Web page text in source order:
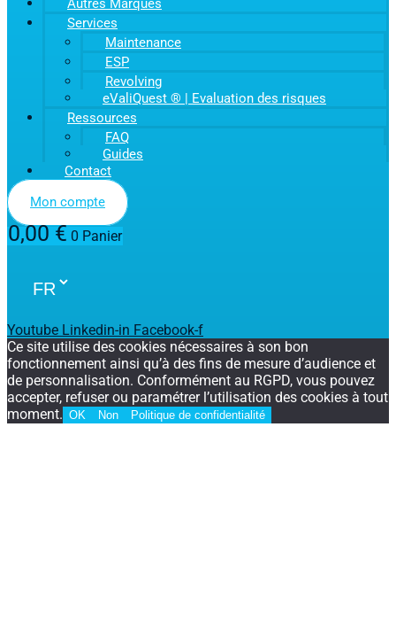
Autres Marques
Services
Maintenance
ESP
Revolving
eValiQuest ® | Evaluation des risques
Ressources
FAQ
Guides
Contact
Mon compte
0,00€ 0 Panier
Youtube Linkedin-in Facebook-f
Ce site utilise des cookies nécessaires à son bon
fonctionnement ainsi qu’à des fins de mesure d’audience et
de personnalisation. Conformément au RGPD, vous pouvez
accepter, refuser ou paramétrer l’utilisation des cookies à tout
moment. OK Non Politique de confidentialité